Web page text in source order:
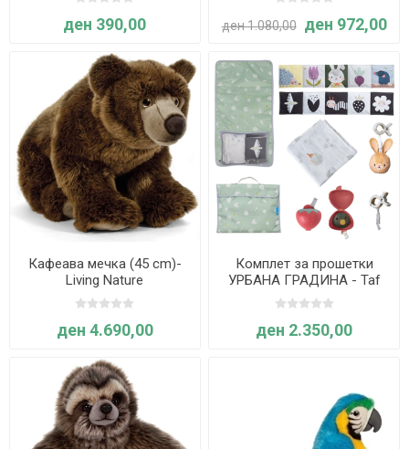
ден 390,00 ден 1.080,00 ден 972,00
Кафеава мечка (45 cm)-
Living Nature
ден 4.690,00
Комплет за прошетки
УРБАНА ГРАДИНА - Taf
Toys
ден 2.350,00